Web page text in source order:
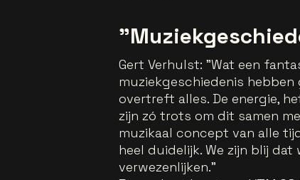
Gert Verhulst: "Wat een
muziekgeschiedenis
overtreft alles. De energie,
zijn zó trots om dit samen
muzikaal concept van alle
heel duidelijk. We zijn blij
verwezenlijken."